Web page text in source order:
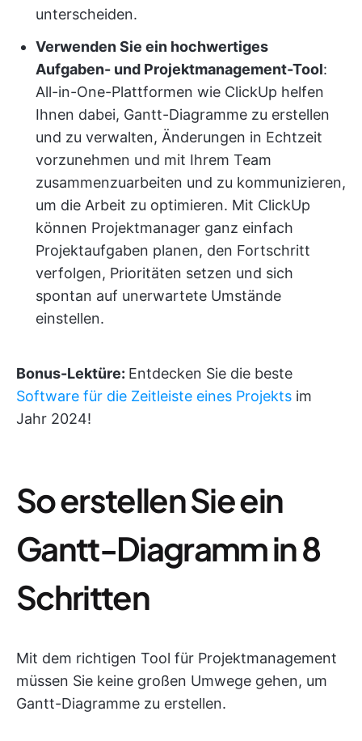
unterscheiden.
Verwenden Sie ein hochwertiges
Aufgaben- und Projektmanagement-Tool:
All-in-One-Plattformen wie ClickUp helfen
Ihnen dabei, Gantt-Diagramme zu erstellen
und zu verwalten, Änderungen in Echtzeit
vorzunehmen und mit Ihrem Team
zusammenzuarbeiten und zu kommunizieren,
um die Arbeit zu optimieren. Mit ClickUp
können Projektmanager ganz einfach
Projektaufgaben planen, den Fortschritt
verfolgen, Prioritäten setzen und sich
spontan auf unerwartete Umstände
einstellen.
Bonus-Lektüre: Entdecken Sie die beste
Software für die Zeitleiste eines Projekts im
Jahr 2024!
So erstellen Sie ein
Gantt-Diagramm in 8
Schritten
Mit dem richtigen Tool für Projektmanagement
müssen Sie keine großen Umwege gehen, um
Gantt-Diagramme zu erstellen.